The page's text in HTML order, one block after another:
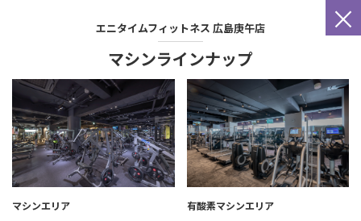
×
エニタイムフィットネス 広島庚午店
マシンラインナップ
マシンエリア 有酸素マシンエリア